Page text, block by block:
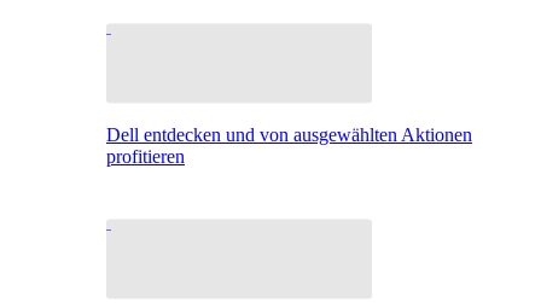
Dell entdecken und von ausgewählten Aktionen
profitieren